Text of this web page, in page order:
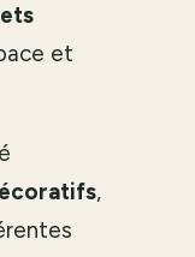
et
,